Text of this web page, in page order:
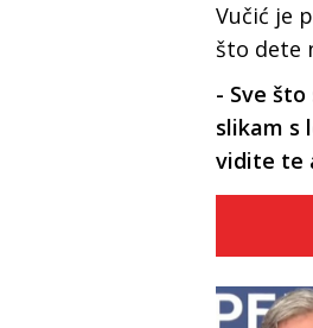
Vučić je
što dete
- Sve
slikam s
vidite te